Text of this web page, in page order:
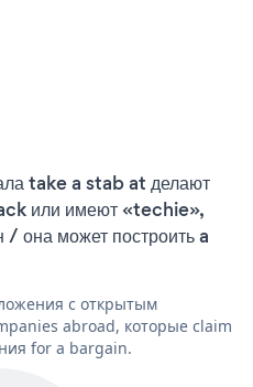
take a stab at делают
или имеют «techie»,
/ она может построить a
с открытым
abroad, которые claim
for a bargain.